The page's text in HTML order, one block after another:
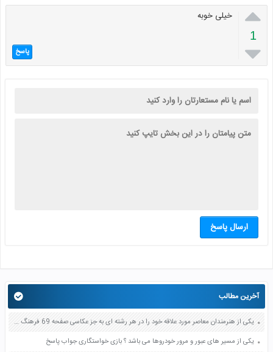

1

خیلی خوبه
پاسخ
ارسال پاسخ
آخرین مطالب
یکی از هنرمندان معاصر مورد علاقه خود را در هر رشته ای به جز عکاسی صفحه 69 فرهنگ و هنر نهم
یکی از مسیر های عبور و مرور خودروها می باشد ؟ بازی خواستگاری جواب پاسخ